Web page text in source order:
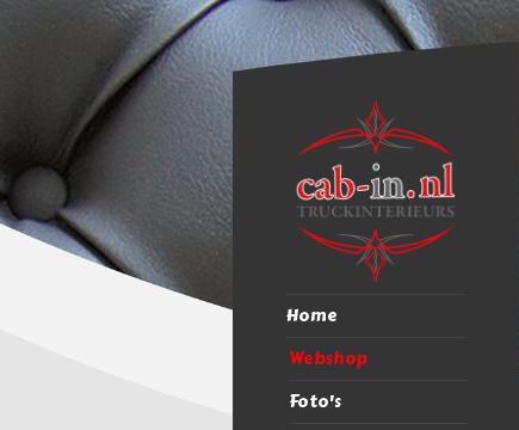
Home
Webshop
Foto's